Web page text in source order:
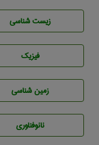
زيست شناسی
فیزیک
زمين شناسی
نانوفناوری